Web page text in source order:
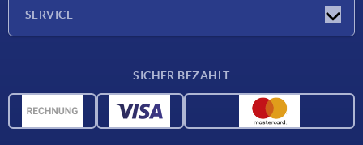
SERVICE
CAD-Daten
SICHER BEZAHLT